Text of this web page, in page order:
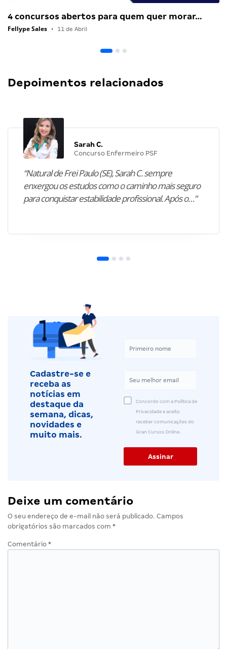
4 concursos abertos para quem quer morar…
Fellype Sales • 11 de Abril
Depoimentos relacionados
Sarah C.
Concurso Enfermeiro PSF
“Natural de Frei Paulo (SE), Sarah C. sempre
enxergou os estudos como o caminho mais seguro
para conquistar estabilidade profissional. Após o…”
Cadastre-se e
receba as
notícias em
destaque da
semana, dicas,
novidades e
muito mais.
Concordo com a Política de
Privacidade e aceito
receber comunicações do
Gran Cursos Online.
Deixe um comentário
O seu endereço de e-mail não será publicado. Campos
obrigatórios são marcados com *
Comentário *